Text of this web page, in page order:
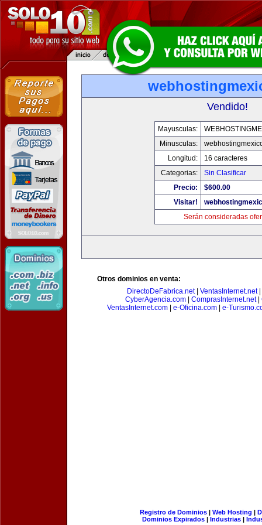
Vendido!
Mayusculas:
Minusculas:
Longitud:
16 caracteres
Categorias:
Sin Clasificar
Precio:
$600.00
Visitar!
Serán consideradas
Otros dominios en venta:
DirectoDeFabrica.net| VentasInternet.net|
CyberAgencia.com| ComprasInternet.net|
VentasInternet.com
e-Oficina.com e-
Registro de Dominios| Web Hosting |
Dominios Expirados | Industrias |